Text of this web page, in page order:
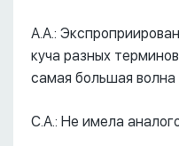
А.А.:
куча разных
самая большая
С.А.: Не имела